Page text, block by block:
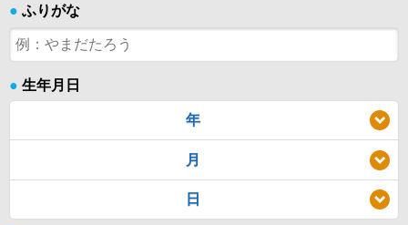
● ふりがな
● 生年月日
年
月
日